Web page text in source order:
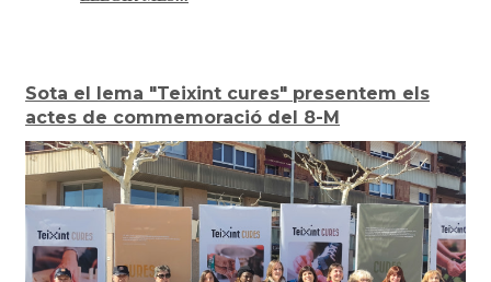
Sota el lema "Teixint cures" presentem els
actes de commemoració del 8-M